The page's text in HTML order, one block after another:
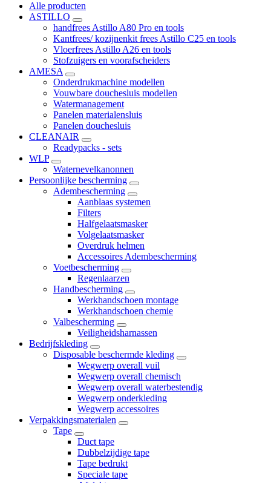
Alle producten
ASTILLO
handfrees Astillo A80 Pro en tools
Kantfrees/ kozijnenkit frees Astillo C25 en tools
Vloerfrees Astillo A26 en tools
Stofzuigers en voorafscheiders
AMESA
Onderdrukmachine modellen
Vouwbare douchesluis modellen
Watermanagement
Panelen materialensluis
Panelen douchesluis
CLEANAIR
Readypacks - sets
WLP
Waternevelkanonnen
Persoonlijke bescherming
Adembescherming
Aanblaas systemen
Filters
Halfgelaatsmasker
Volgelaatsmasker
Overdruk helmen
Accessoires Adembescherming
Voetbescherming
Regenlaarzen
Handbescherming
Werkhandschoen montage
Werkhandschoen chemie
Valbescherming
Veiligheidsharnassen
Bedrijfskleding
Disposable beschermde kleding
Wegwerp overall vuil
Wegwerp overall chemisch
Wegwerp overall waterbestendig
Wegwerp onderkleding
Wegwerp accessoires
Verpakkingsmaterialen
Tape
Duct tape
Dubbelzijdige tape
Tape bedrukt
Speciale tape